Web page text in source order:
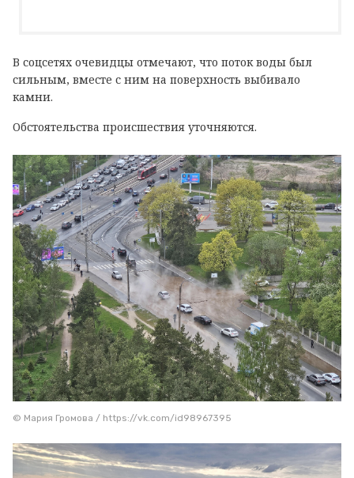
В соцсетях очевидцы отмечают, что поток воды был
сильным, вместе с ним на поверхность выбивало
камни.
Обстоятельства происшествия уточняются.
© Мария Громова / https://vk.com/id98967395